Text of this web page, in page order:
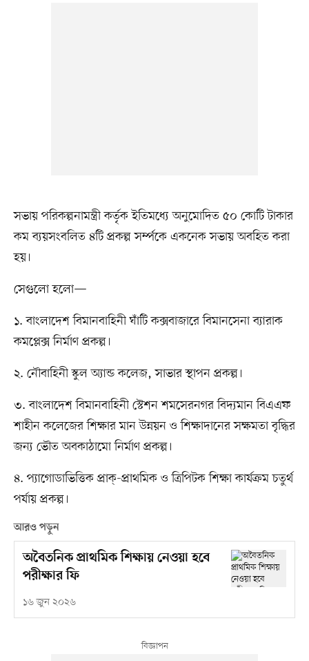
সভায় পরিকল্পনামন্ত্রী কর্তৃক ইতিমধ্যে অনুমোদিত ৫০ কোটি টাকার
কম ব্যয়সংবলিত ৪টি প্রকল্প সর্ম্পকে একনেক সভায় অবহিত করা
হয়।
সেগুলো হলো—
১. বাংলাদেশ বিমানবাহিনী ঘাঁটি কক্সবাজারে বিমানসেনা ব্যারাক
কমপ্লেক্স নির্মাণ প্রকল্প।
২. নৌবাহিনী স্কুল অ্যান্ড কলেজ, সাভার স্থাপন প্রকল্প।
৩. বাংলাদেশ বিমানবাহিনী স্টেশন শমসেরনগর বিদ্যমান বিএএফ
শাহীন কলেজের শিক্ষার মান উন্নয়ন ও শিক্ষাদানের সক্ষমতা বৃদ্ধির
জন্য ভৌত অবকাঠামো নির্মাণ প্রকল্প।
৪. প্যাগোডাভিত্তিক প্রাক্‌-প্রাথমিক ও ত্রিপিটক শিক্ষা কার্যক্রম চতুর্থ
পর্যায় প্রকল্প।
আরও পড়ুন
অবৈতনিক প্রাথমিক শিক্ষায় নেওয়া হবে
পরীক্ষার ফি
১৬ জুন ২০২৬